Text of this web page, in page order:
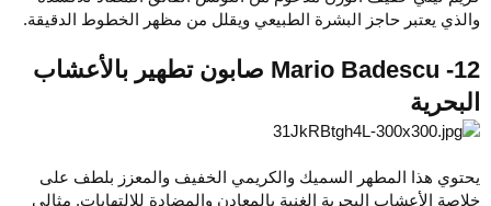
والذي يعتبر حاجز البشرة الطبيعي ويقلل من مظهر الخطوط الدقيقة.
12- Mario Badescu صابون تطهير بالأعشاب
البحرية
يحتوي هذا المطهر السميك والكريمي الخفيف والمعزز بلطف على
خلاصة الأعشاب البحرية الغنية بالمعادن والمضادة للالتهابات. مثالي